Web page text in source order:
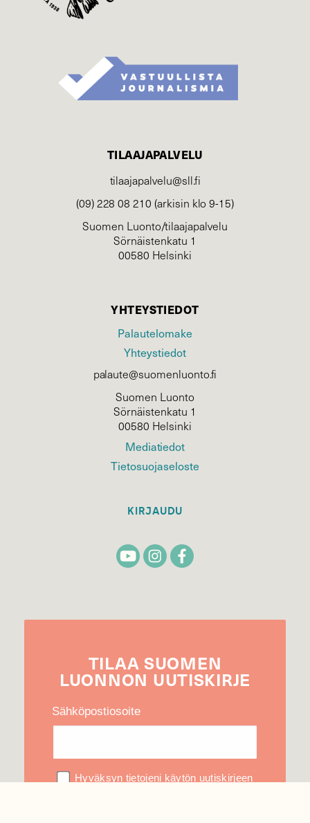
TILAAJAPALVELU
tilaajapalvelu@sll.fi
(09) 228 08 210 (arkisin klo 9-15)
Suomen Luonto/tilaajapalvelu
Sörnäistenkatu 1
00580 Helsinki
YHTEYSTIEDOT
Palautelomake
Yhteystiedot
palaute@suomenluonto.fi
Suomen Luonto
Sörnäistenkatu 1
00580 Helsinki
Mediatiedot
Tietosuojaseloste
KIRJAUDU
TILAA SUOMEN
LUONNON UUTIS­KIRJE
Sähköpostiosoite
Hyväksyn tietojeni käytön uutiskirjeen